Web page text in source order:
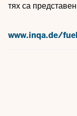
тях са
www.inqa.de/